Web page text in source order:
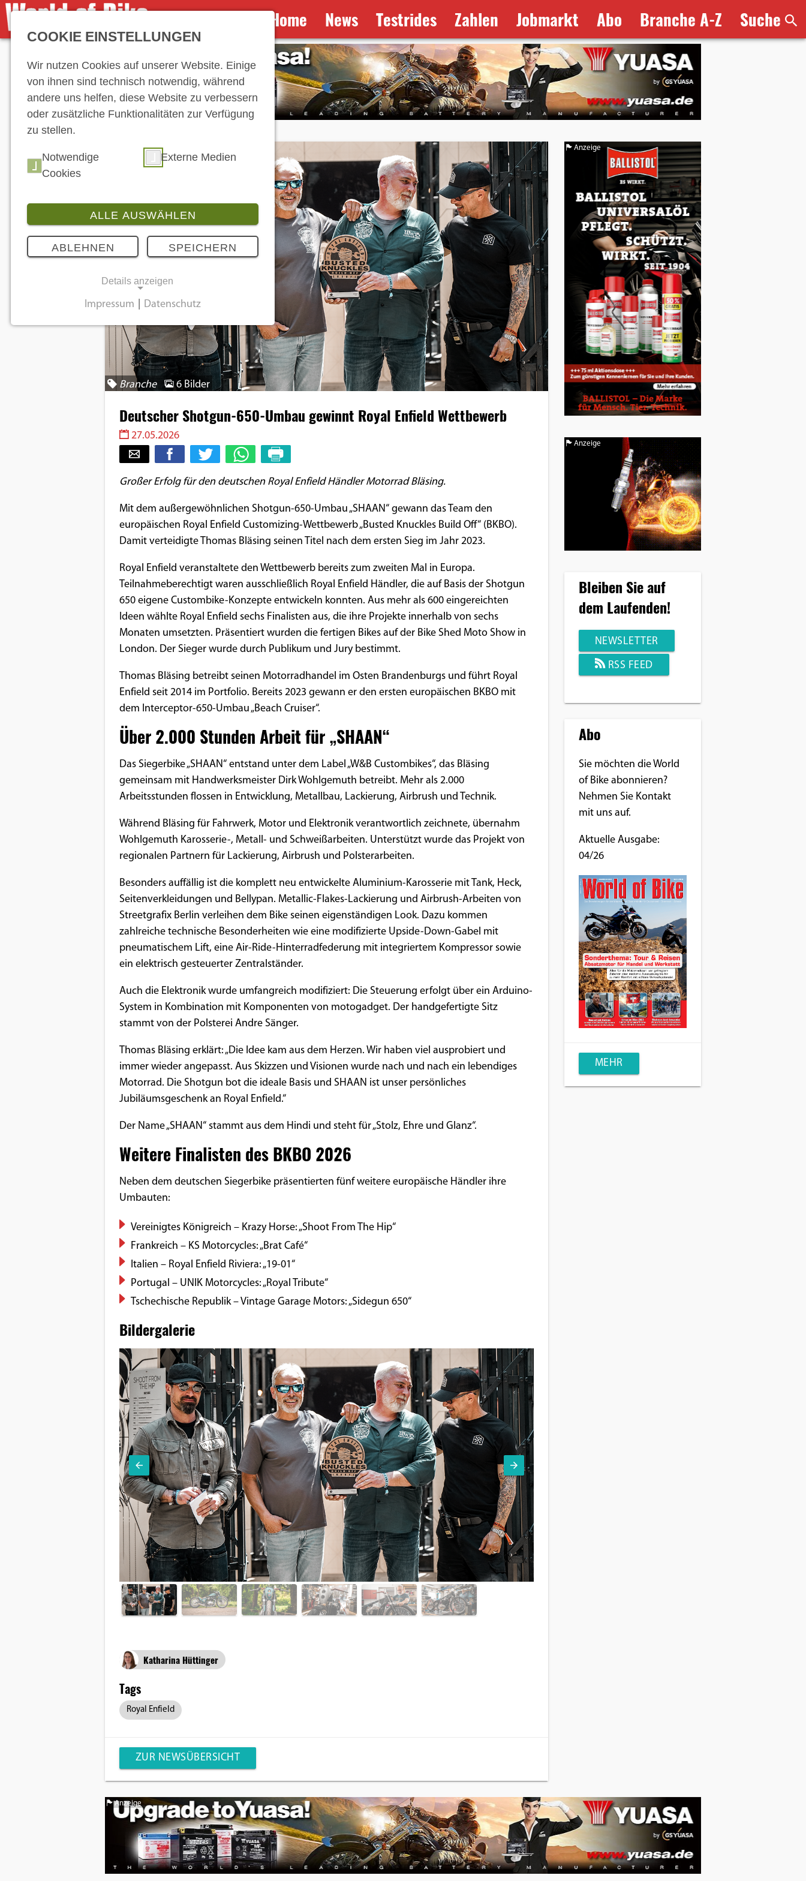
Home News Testrides Zahlen Jobmarkt Abo Branche A-Z Suche
Branche 6 Bilder
Deutscher Shotgun-650-Umbau gewinnt Royal Enfield Wettbewerb
27.05.2026
Großer Erfolg für den deutschen Royal Enfield Händler Motorrad Bläsing.
Mit dem außergewöhnlichen Shotgun-650-Umbau „SHAAN“ gewann das Team den
europäischen Royal Enfield Customizing-Wettbewerb „Busted Knuckles Build Off“ (BKBO).
Damit verteidigte Thomas Bläsing seinen Titel nach dem ersten Sieg im Jahr 2023.
Royal Enfield veranstaltete den Wettbewerb bereits zum zweiten Mal in Europa.
Teilnahmeberechtigt waren ausschließlich Royal Enfield Händler, die auf Basis der Shotgun
650 eigene Custombike-Konzepte entwickeln konnten. Aus mehr als 600 eingereichten
Ideen wählte Royal Enfield sechs Finalisten aus, die ihre Projekte innerhalb von sechs
Monaten umsetzten. Präsentiert wurden die fertigen Bikes auf der Bike Shed Moto Show in
London. Der Sieger wurde durch Publikum und Jury bestimmt.
Thomas Bläsing betreibt seinen Motorradhandel im Osten Brandenburgs und führt Royal
Enfield seit 2014 im Portfolio. Bereits 2023 gewann er den ersten europäischen BKBO mit
dem Interceptor-650-Umbau „Beach Cruiser“.
Über 2.000 Stunden Arbeit für „SHAAN“
Das Siegerbike „SHAAN“ entstand unter dem Label „W&B Custombikes“, das Bläsing
gemeinsam mit Handwerksmeister Dirk Wohlgemuth betreibt. Mehr als 2.000
Arbeitsstunden flossen in Entwicklung, Metallbau, Lackierung, Airbrush und Technik.
Während Bläsing für Fahrwerk, Motor und Elektronik verantwortlich zeichnete, übernahm
Wohlgemuth Karosserie-, Metall- und Schweißarbeiten. Unterstützt wurde das Projekt von
regionalen Partnern für Lackierung, Airbrush und Polsterarbeiten.
Besonders auffällig ist die komplett neu entwickelte Aluminium-Karosserie mit Tank, Heck,
Seitenverkleidungen und Bellypan. Metallic-Flakes-Lackierung und Airbrush-Arbeiten von
Streetgrafix Berlin verleihen dem Bike seinen eigenständigen Look. Dazu kommen
zahlreiche technische Besonderheiten wie eine modifizierte Upside-Down-Gabel mit
pneumatischem Lift, eine Air-Ride-Hinterradfederung mit integriertem Kompressor sowie
ein elektrisch gesteuerter Zentralständer.
Auch die Elektronik wurde umfangreich modifiziert: Die Steuerung erfolgt über ein Arduino-
System in Kombination mit Komponenten von motogadget. Der handgefertigte Sitz
stammt von der Polsterei Andre Sänger.
Thomas Bläsing erklärt: „Die Idee kam aus dem Herzen. Wir haben viel ausprobiert und
immer wieder angepasst. Aus Skizzen und Visionen wurde nach und nach ein lebendiges
Motorrad. Die Shotgun bot die ideale Basis und SHAAN ist unser persönliches
Jubiläumsgeschenk an Royal Enfield.“
Der Name „SHAAN“ stammt aus dem Hindi und steht für „Stolz, Ehre und Glanz“.
Weitere Finalisten des BKBO 2026
Neben dem deutschen Siegerbike präsentierten fünf weitere europäische Händler ihre
Umbauten:
Vereinigtes Königreich – Krazy Horse: „Shoot From The Hip“
Frankreich – KS Motorcycles: „Brat Café“
Italien – Royal Enfield Riviera: „19-01“
Portugal – UNIK Motorcycles: „Royal Tribute“
Tschechische Republik – Vintage Garage Motors: „Sidegun 650“
Bildergalerie
Katharina Hüttinger
Tags
Royal Enfield
ZUR NEWSÜBERSICHT
Anzeige
Anzeige
Bleiben Sie auf
dem Laufenden!
NEWSLETTER
RSS FEED
Abo
Sie möchten die World
of Bike abonnieren?
Nehmen Sie Kontakt
mit uns auf.
Aktuelle Ausgabe:
04/26
MEHR
Anzeige
COOKIE EINSTELLUNGEN
Wir nutzen Cookies auf unserer Website. Einige
von ihnen sind technisch notwendig, während
andere uns helfen, diese Website zu verbessern
oder zusätzliche Funktionalitäten zur Verfügung
zu stellen.
Notwendige
Cookies
Externe Medien
ALLE AUSWÄHLEN
ABLEHNEN SPEICHERN
Details anzeigen
Notwendige Cookies ermöglichen
grundlegende Funktionen und sind für die
einwandfreie Funktion der Website
Einverständnis-Cookie
Einverständnis-Optionen des
EXTERNE MEDIEN
Social Media Plattformen anzeigen zu
können, werden von diesen externen
Medien Cookies gesetzt.
Impressum Datenschutz